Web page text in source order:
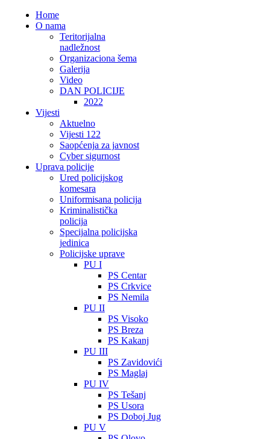
Home
O nama
Teritorijalna
nadležnost
Organizaciona šema
Galerija
Video
DAN POLICIJE
2022
Vijesti
Aktuelno
Vijesti 122
Saopćenja za javnost
Cyber sigurnost
Uprava policije
Ured policijskog
komesara
Uniformisana policija
Kriminalistička
policija
Specijalna policijska
jedinica
Policijske uprave
PU I
PS Centar
PS Crkvice
PS Nemila
PU II
PS Visoko
PS Breza
PS Kakanj
PU III
PS Zavidovići
PS Maglaj
PU IV
PS Tešanj
PS Usora
PS Doboj Jug
PU V